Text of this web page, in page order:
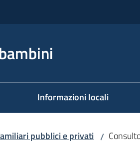
Informazioni locali
pubblici e privati /